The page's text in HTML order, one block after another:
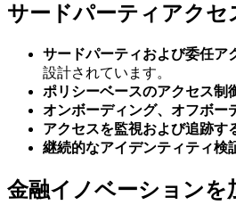
サードパーティアクセ
サードパーティおよび委任ア
設計されています。
ポリシーベースのアクセス制
オンボーディング、オフボー
アクセスを監視および追跡す
継続的なアイデンティティ検
金融イノベーションを